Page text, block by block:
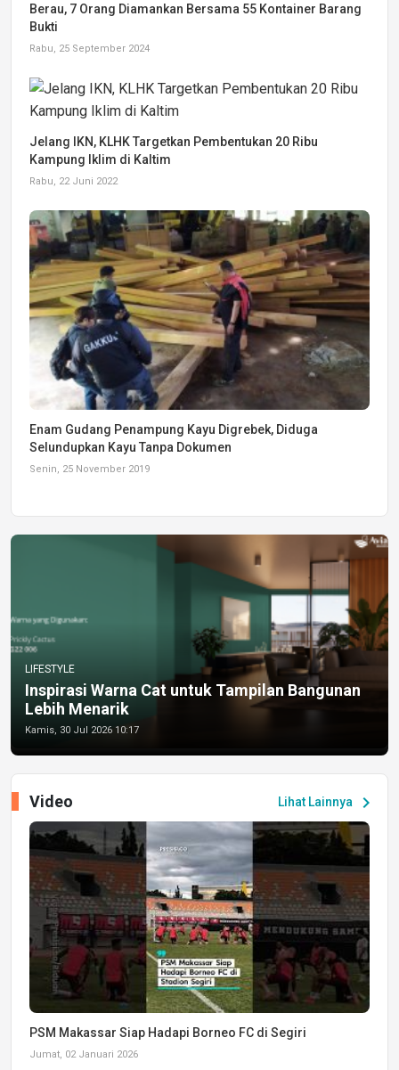
Berau, 7 Orang Diamankan Bersama 55 Kontainer Barang
Bukti
Rabu, 25 September 2024
Jelang IKN, KLHK Targetkan Pembentukan 20 Ribu
Kampung Iklim di Kaltim
Rabu, 22 Juni 2022
Enam Gudang Penampung Kayu Digrebek, Diduga
Selundupkan Kayu Tanpa Dokumen
Senin, 25 November 2019
LIFESTYLE
Inspirasi Warna Cat untuk Tampilan Bangunan
Lebih Menarik
Kamis, 30 Jul 2026 10:17
Lihat Lainnya chevron_right
Video
PSM Makassar Siap Hadapi Borneo FC di Segiri
Jumat, 02 Januari 2026